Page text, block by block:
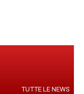
TUTTE LE NEWS